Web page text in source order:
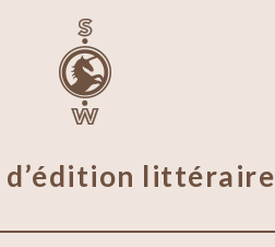
d’édition littéraire